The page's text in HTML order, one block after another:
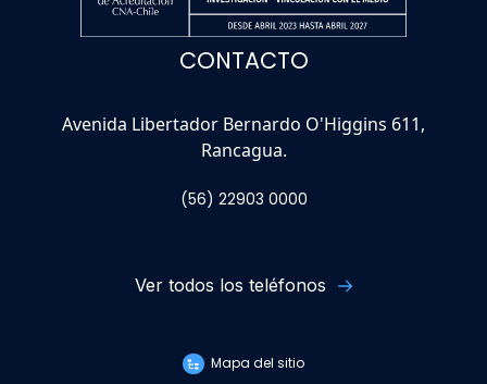
CONTACTO
Avenida Libertador Bernardo O'Higgins 611,
Rancagua.
(56) 22903 0000
Ver todos los teléfonos
Mapa del sitio